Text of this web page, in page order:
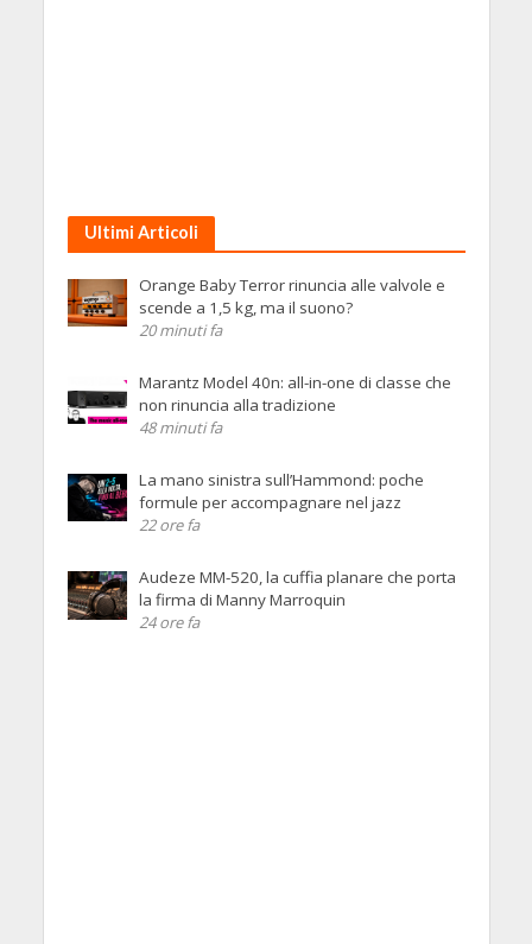
Ultimi Articoli
Orange Baby Terror rinuncia alle valvole e
scende a 1,5 kg, ma il suono?
20 minuti fa
Marantz Model 40n: all-in-one di classe che
non rinuncia alla tradizione
48 minuti fa
La mano sinistra sull’Hammond: poche
formule per accompagnare nel jazz
22 ore fa
Audeze MM-520, la cuffia planare che porta
la firma di Manny Marroquin
24 ore fa